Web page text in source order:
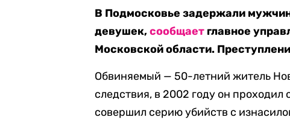
В Подмосковье задержали
девушек,сообщает главное
Московской области.
Обвиняемый — 50-летний житель
следствия, в 2002 году он проходил
совершил серию убийств с